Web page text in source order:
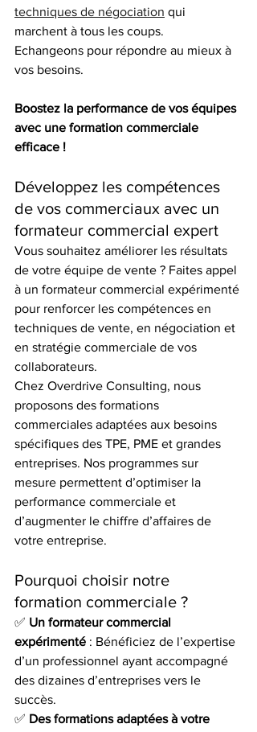
techniques de négociation qui
marchent à tous les coups.
Echangeons pour répondre au mieux à
vos besoins.
Boostez la performance de vos équipes
avec une formation commerciale
efficace !
Développez les compétences
de vos commerciaux avec un
formateur commercial expert
Vous souhaitez améliorer les résultats
de votre équipe de vente ? Faites appel
à un formateur commercial expérimenté
pour renforcer les compétences en
techniques de vente, en négociation et
en stratégie commerciale de vos
collaborateurs.
Chez Overdrive Consulting, nous
proposons des formations
commerciales adaptées aux besoins
spécifiques des TPE, PME et grandes
entreprises. Nos programmes sur
mesure permettent d’optimiser la
performance commerciale et
d’augmenter le chiffre d’affaires de
votre entreprise.
Pourquoi choisir notre
formation commerciale ?
✅ Un formateur commercial
expérimenté : Bénéficiez de l’expertise
d’un professionnel ayant accompagné
des dizaines d’entreprises vers le
succès.
✅ Des formations adaptées à votre